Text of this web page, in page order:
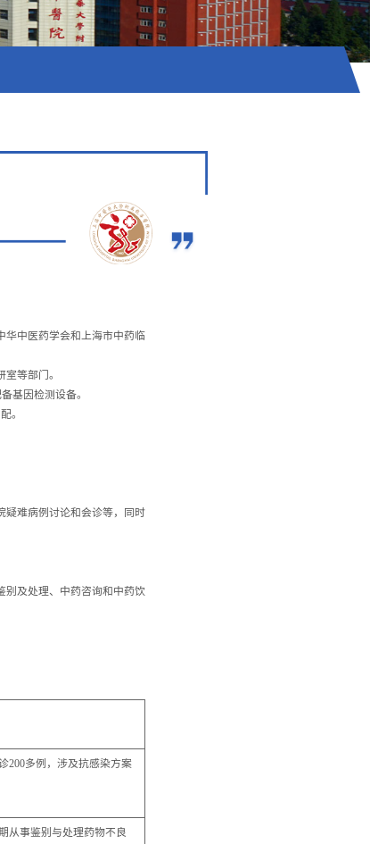
华中医药学会和上海市中药临
等部门。
基因检测设备。
。
疑难病例讨论和会诊等，同时
别及处理、中药咨询和中药饮
200多例，涉及抗感染方案
从事鉴别与处理药物不良